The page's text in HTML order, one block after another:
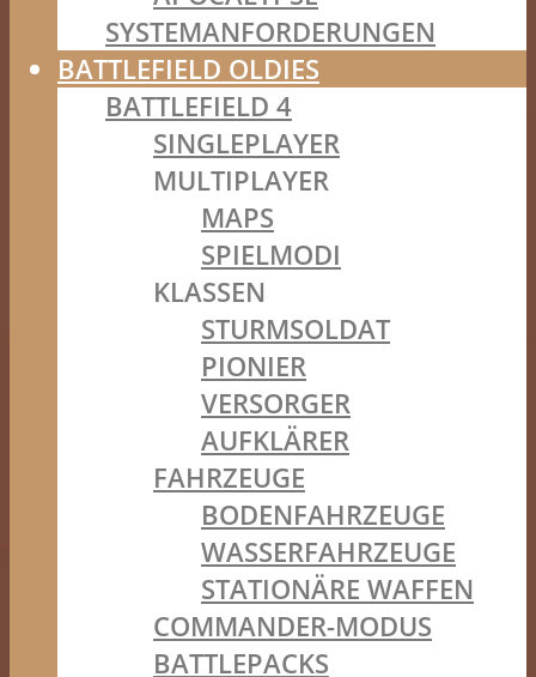
SYSTEMANFORDERUNGEN
BATTLEFIELD OLDIES
BATTLEFIELD 4
SINGLEPLAYER
MULTIPLAYER
MAPS
SPIELMODI
KLASSEN
STURMSOLDAT
PIONIER
VERSORGER
AUFKLÄRER
FAHRZEUGE
BODENFAHRZEUGE
WASSERFAHRZEUGE
STATIONÄRE WAFFEN
COMMANDER-MODUS
BATTLEPACKS